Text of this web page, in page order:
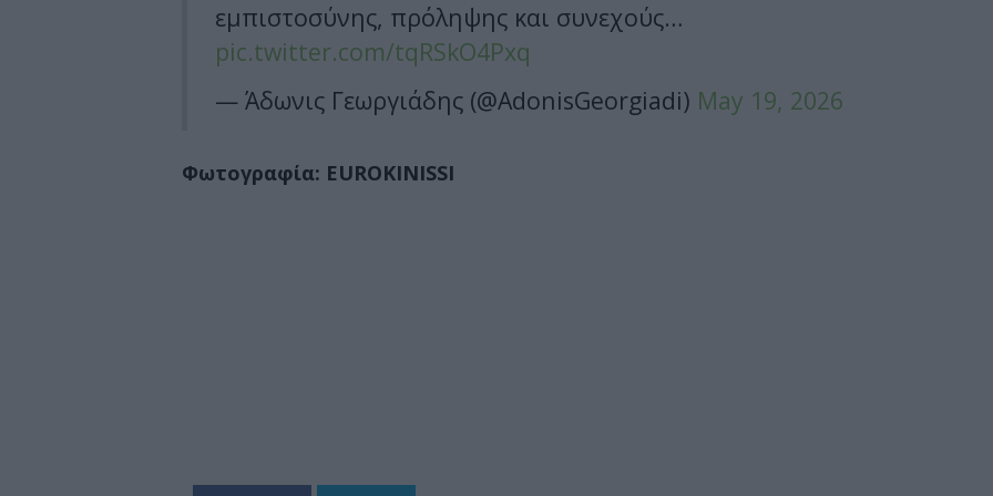
εμπιστοσύνης, πρόληψης και συνεχούς…
pic.twitter.com/tqRSkO4Pxq
— Άδωνις Γεωργιάδης (@AdonisGeorgiadi) May 19, 2026
Φωτογραφία: EUROKINISSI